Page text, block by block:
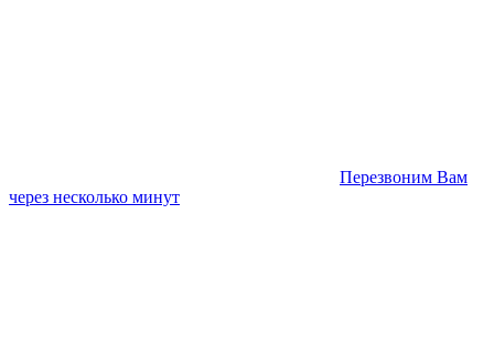
Перезвоним Вам
через несколько минут